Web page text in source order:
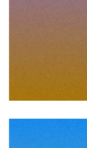
闲娱乐
世界杯
瞬间